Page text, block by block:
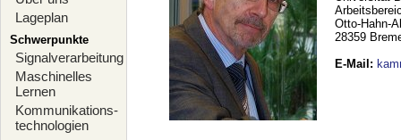
Lageplan
Schwerpunkte
Signalverarbeitung
Maschinelles
Lernen
Kommunikations-
technologien
Otto-Hahn-
28359
E-Mail :